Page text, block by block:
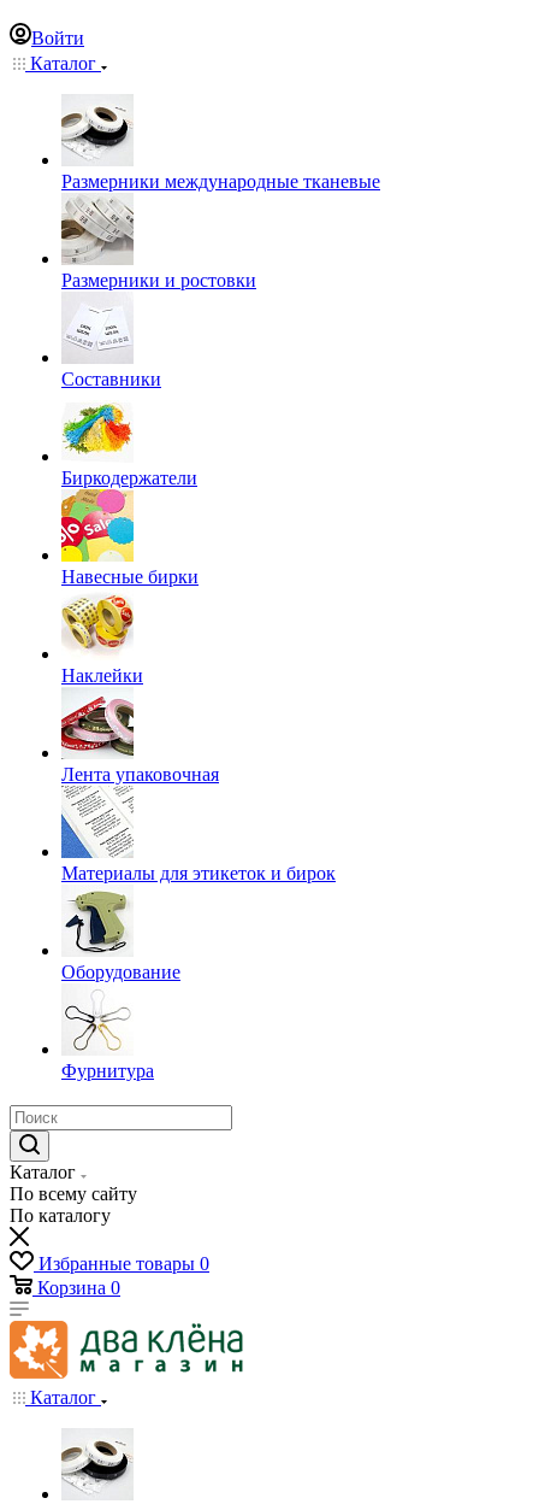
Войти
Каталог
Размерники международные тканевые
Размерники и ростовки
Составники
Биркодержатели
Навесные бирки
Наклейки
Лента упаковочная
Материалы для этикеток и бирок
Оборудование
Фурнитура
Каталог
По всему сайту
По каталогу
Избранные товары 0
Корзина 0
Каталог